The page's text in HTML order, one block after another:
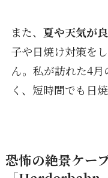
また、 夏や天気が
子や日焼け対策を
ん。私が訪れた4
く、短時間でも日
恐怖の絶景ケー